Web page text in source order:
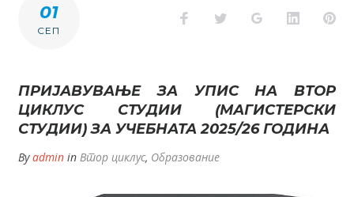
01
СЕП
Facebook
Twitter Google+LinkedIn
ПРИЈАВУВАЊЕ ЗА УПИС НА ВТОР
ЦИКЛУС СТУДИИ (МАГИСТЕРСКИ
СТУДИИ) ЗА УЧЕБНАТА 2025/26 ГОДИНА
Byadmin in Втор циклус, Образование